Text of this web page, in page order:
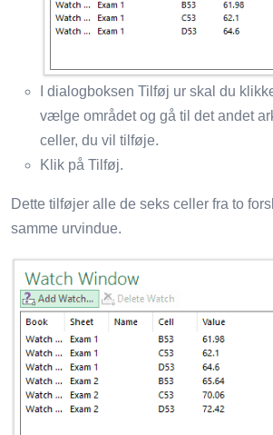
I dialogboksen Tilføj ur skal du
vælge området og gå til det andet
celler, du vil tilføje.
Klik på Tilføj.
Dette tilføjer alle de seks celler fra to
samme urvindue.